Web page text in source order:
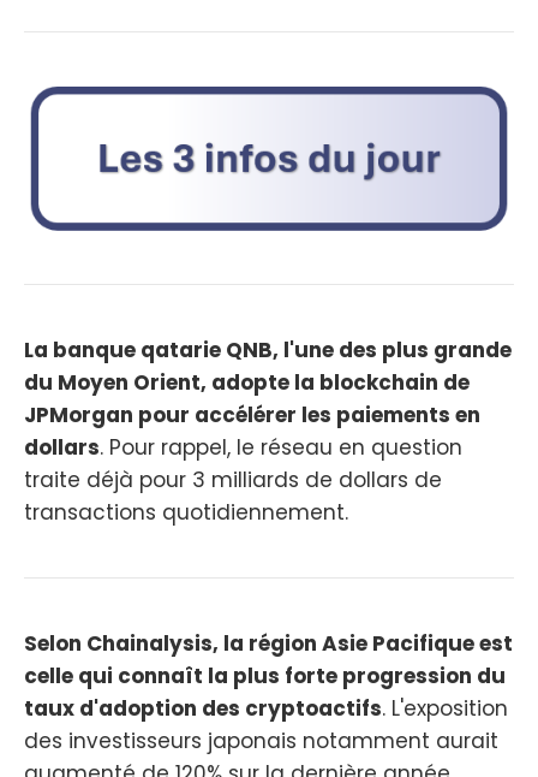
La banque qatarie QNB, l'une des plus grande
du Moyen Orient, adopte la blockchain de
JPMorgan pour accélérer les paiements en
dollars. Pour rappel, le réseau en question
traite déjà pour 3 milliards de dollars de
transactions quotidiennement.
Selon Chainalysis, la région Asie Pacifique est
celle qui connaît la plus forte progression du
taux d'adoption des cryptoactifs. L'exposition
des investisseurs japonais notamment aurait